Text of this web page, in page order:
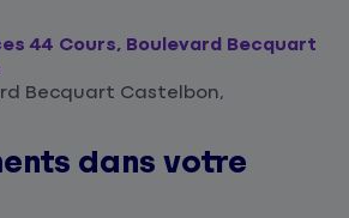
44 Cours, Boulevard Becquart
Becquart Castelbon,
dans votre